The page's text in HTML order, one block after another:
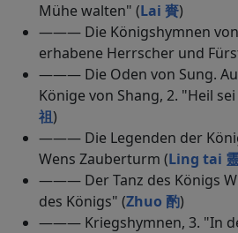
Mühe walten" (Lai 賚)
——— Die Königshymnen von
erhabene Herrscher und
——— Die Oden von Sung.
Könige von Shang, 2. "Heil
祖)
——— Die Legenden der
Wens Zauberturm (Ling tai
——— Der Tanz des Königs
des Königs" (Zhuo 酌)
——— Kriegshymnen, 3. "In